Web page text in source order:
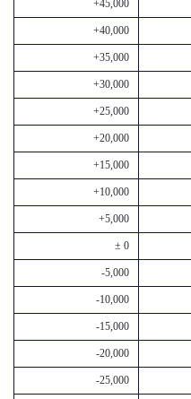
+45,000
+40,000
+35,000
+30,000
+25,000
+20,000
+15,000
+10,000
+5,000
± 0
-5,000
-10,000
-15,000
-20,000
-25,000